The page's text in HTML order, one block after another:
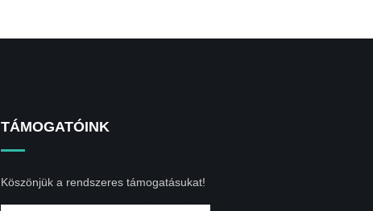
TÁMOGATÓINK
Köszönjük a rendszeres támogatásukat!